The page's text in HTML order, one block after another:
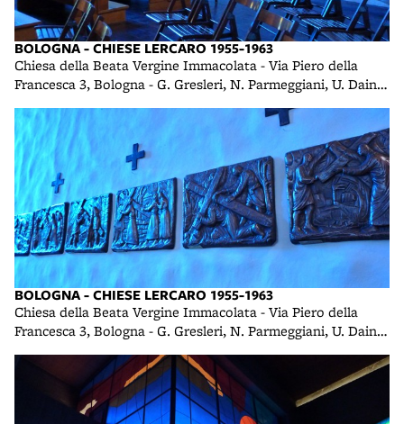
BOLOGNA - CHIESE LERCARO 1955-1963
Chiesa della Beata Vergine Immacolata - Via Piero della
Francesca 3, Bologna - G. Gresleri, N. Parmeggiani, U. Daini -
BOLOGNA - CHIESE LERCARO 1955-1963
Chiesa della Beata Vergine Immacolata - Via Piero della
Francesca 3, Bologna - G. Gresleri, N. Parmeggiani, U. Daini -